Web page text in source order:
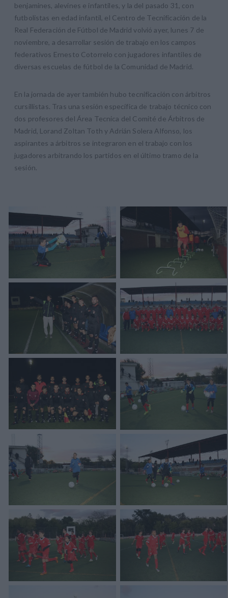
benjamines, alevines e infantiles, y la del pasado 31, con
futbolistas en edad infantil, el Centro de Tecnificación de la
Real Federación de Fútbol de Madrid volvió ayer, lunes 7 de
noviembre, a desarrollar sesión de trabajo en los campos
federativos Ernesto Cotorrelo con jugadores infantiles de
diversas escuelas de fútbol de la Comunidad de Madrid.
En la jornada de ayer también hubo tecnificación con árbitros
cursillistas. Tras una sesión específica de trabajo técnico con
dos profesores del Área Tecnica del Comité de Árbitros de
Madrid, Lorand Zoltan Toth y Adrián Solera Alfonso, los
aspirantes a árbitros se integraron en el trabajo con los
jugadores arbitrando los partidos en el último tramo de la
sesión.